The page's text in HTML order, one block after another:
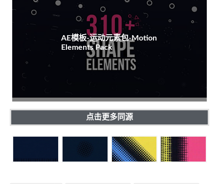
AE模板-运动元素包-Motion
Elements Pack
点击更多同源